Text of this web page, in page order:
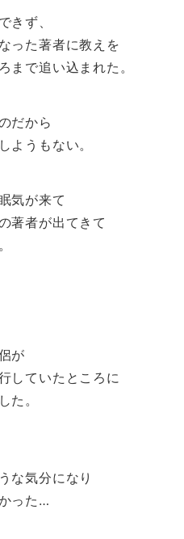
きず、
った著者に教えを
まで追い込まれた。
だから
ようもない。
気が来て
著者が出てきて
が
していたところに
た。
な気分になり
った…